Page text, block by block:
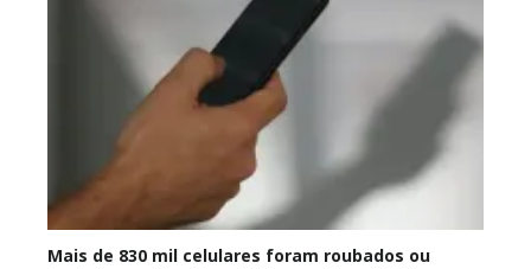
Mais de 830 mil celulares foram roubados ou